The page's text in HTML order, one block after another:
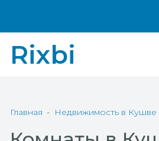
Rixbi
Главная Недвижимость в Кушве